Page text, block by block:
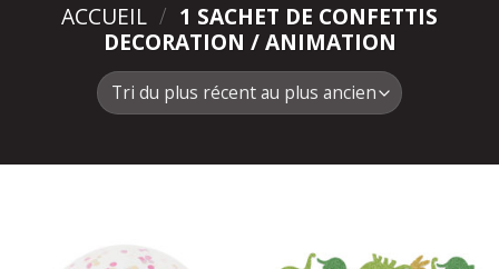
ACCUEIL / 1 SACHET DE CONFETTIS
DECORATION / ANIMATION